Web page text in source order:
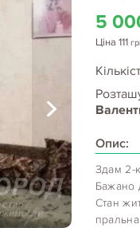
5
Ціна 111
Опис:
Здам 2-
Бажано
Стан